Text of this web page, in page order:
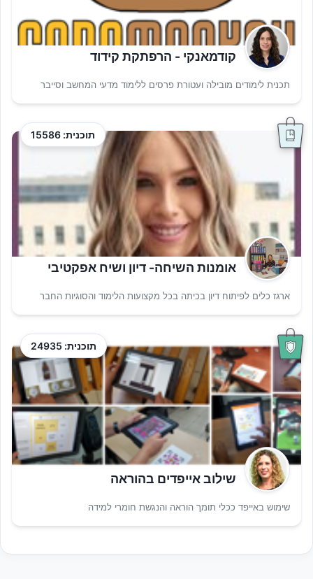
קודמאנקי - הרפתקת קידוד
תכנית לימודים מובילה ועטורת פרסים ללימוד מדעי המחשב וסייבר
תוכנית: 15586
אומנות השיחה- דיון ושיח אפקטיבי
ארגז כלים לפיתוח דיון בכיתה בכל מקצועות הלימוד והסוגיות החבר
תוכנית: 24935
שילוב אייפדים בהוראה
שימוש באייפד ככלי תומך הוראה והנגשת חומרי למידה